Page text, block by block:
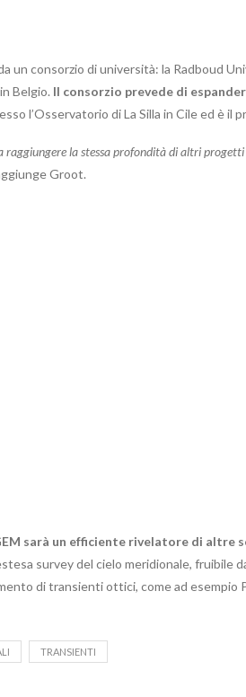
un consorzio di università: la Radboud
Belgio. Il consorzio prevede di
l’Osservatorio di La Silla in Cile ed è il
la stessa profondità di altri
Groot.
sarà un efficiente rivelatore di altre
survey del cielo meridionale, fruibile
di transienti ottici, come ad esempio
TRANSIENTI